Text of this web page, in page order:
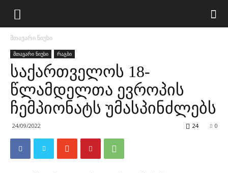
მთავარი ნიუსი
მთავარი ნიუსი რაგბი
საქართველოს 18-
წლამდელთა ევროპის
ჩემპიონატს უმასპინძლებს
24/09/2022 0
24